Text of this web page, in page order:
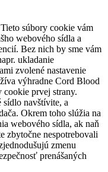
súbory cookie vám
webového sídla a
Bez nich by sme vám
ukladanie
zvolené nastavenie
výhradne Cord Blood
cookie prvej strany.
sídlo navštívite, a
Okrem toho slúžia na
webového sídla, ak naň
zbytočne nespotrebovali
zmenu
prenášaných